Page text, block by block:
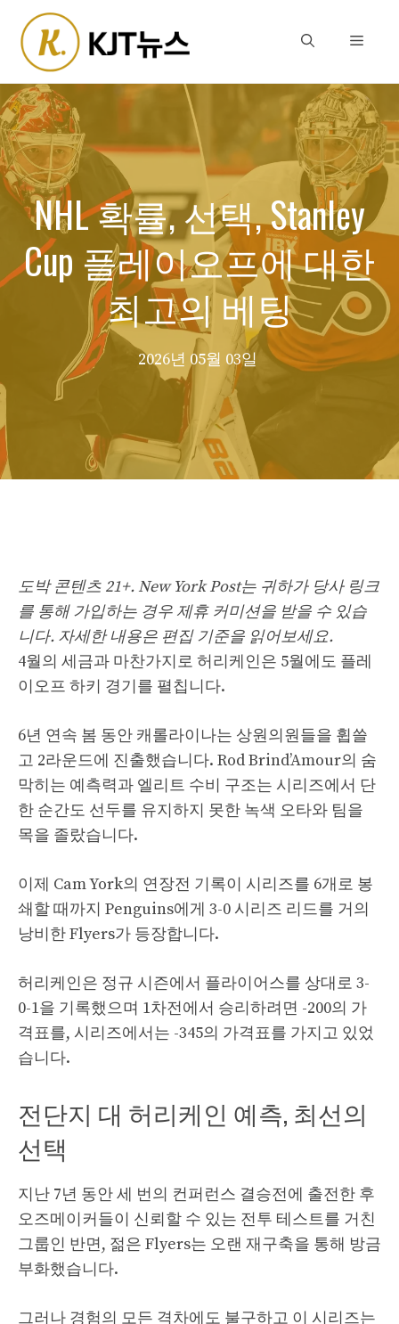
content
Menu
NHL 확률, 선택, Stanley
Cup 플레이오프에 대한
최고의 베팅
2026년 05월 03일
도박 콘텐츠 21+. New York Post는 귀하가 당사 링크
를 통해 가입하는 경우 제휴 커미션을 받을 수 있습
니다. 자세한 내용은 편집 기준을 읽어보세요.
4월의 세금과 마찬가지로 허리케인은 5월에도 플레
이오프 하키 경기를 펼칩니다.
6년 연속 봄 동안 캐롤라이나는 상원의원들을 휩쓸
고 2라운드에 진출했습니다. Rod Brind’Amour의 숨
막히는 예측력과 엘리트 수비 구조는 시리즈에서 단
한 순간도 선두를 유지하지 못한 녹색 오타와 팀을
목을 졸랐습니다.
이제 Cam York의 연장전 기록이 시리즈를 6개로 봉
쇄할 때까지 Penguins에게 3-0 시리즈 리드를 거의
낭비한 Flyers가 등장합니다.
허리케인은 정규 시즌에서 플라이어스를 상대로 3-
0-1을 기록했으며 1차전에서 승리하려면 -200의 가
격표를, 시리즈에서는 -345의 가격표를 가지고 있었
습니다.
전단지 대 허리케인 예측, 최선의
선택
지난 7년 동안 세 번의 컨퍼런스 결승전에 출전한 후
오즈메이커들이 신뢰할 수 있는 전투 테스트를 거친
그룹인 반면, 젊은 Flyers는 오랜 재구축을 통해 방금
부화했습니다.
그러나 경험의 모든 격차에도 불구하고 이 시리즈는